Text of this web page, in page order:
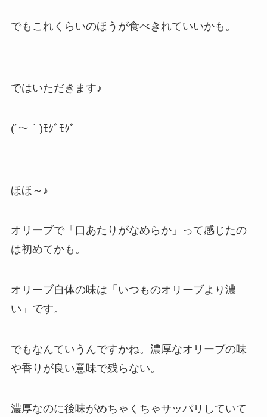
でもこれくらいのほうが食べきれていいかも。
ではいただきます♪
(´～｀)ﾓｸﾞﾓｸﾞ
ほほ～♪
オリーブで「口あたりがなめらか」って感じたの
は初めてかも。
オリーブ自体の味は「いつものオリーブより濃
い」です。
でもなんていうんですかね。濃厚なオリーブの味
や香りが良い意味で残らない。
濃厚なのに後味がめちゃくちゃサッパリしていて